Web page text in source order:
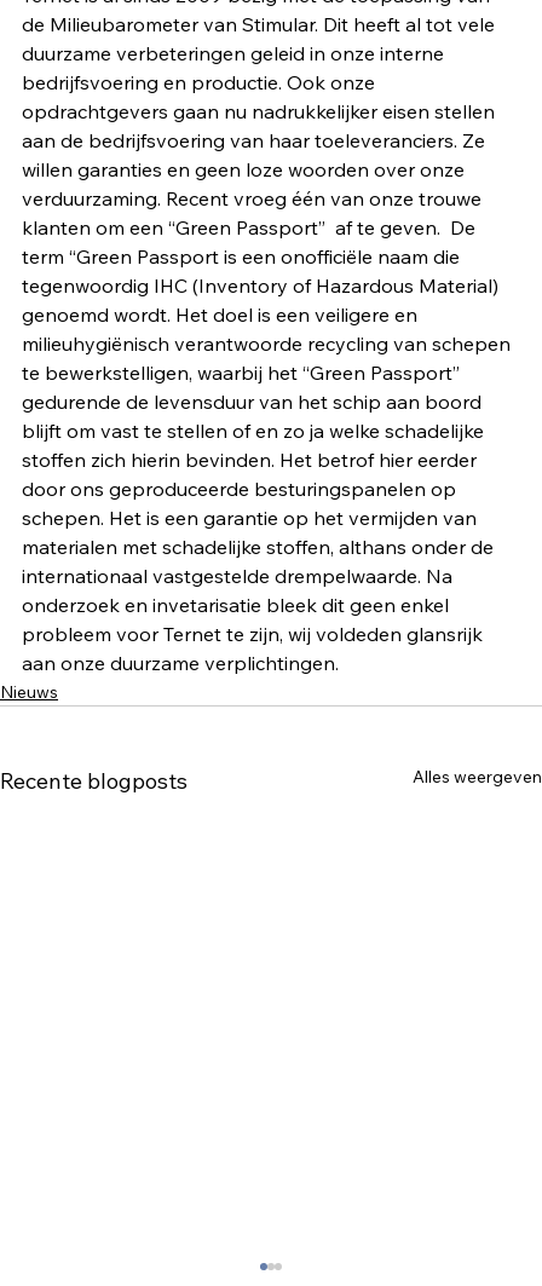
de Milieubarometer van Stimular. Dit heeft al tot vele
duurzame verbeteringen geleid in onze interne
bedrijfsvoering en productie. Ook onze
opdrachtgevers gaan nu nadrukkelijker eisen stellen
aan de bedrijfsvoering van haar toeleveranciers. Ze
willen garanties en geen loze woorden over onze
verduurzaming. Recent vroeg één van onze trouwe
klanten om een “Green Passport”  af te geven.  De
term “Green Passport is een onofficiële naam die
tegenwoordig IHC (Inventory of Hazardous Material)
genoemd wordt. Het doel is een veiligere en
milieuhygiënisch verantwoorde recycling van schepen
te bewerkstelligen, waarbij het “Green Passport”
gedurende de levensduur van het schip aan boord
blijft om vast te stellen of en zo ja welke schadelijke
stoffen zich hierin bevinden. Het betrof hier eerder
door ons geproduceerde besturingspanelen op
schepen. Het is een garantie op het vermijden van
materialen met schadelijke stoffen, althans onder de
internationaal vastgestelde drempelwaarde. Na
onderzoek en invetarisatie bleek dit geen enkel
probleem voor Ternet te zijn, wij voldeden glansrijk
aan onze duurzame verplichtingen.
Nieuws
Recente blogposts Alles weergeven